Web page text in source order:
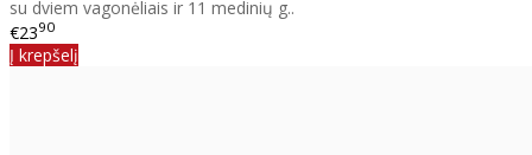
su dviem vagonėliais ir 11 medinių g..
€2390
Į krepšelį